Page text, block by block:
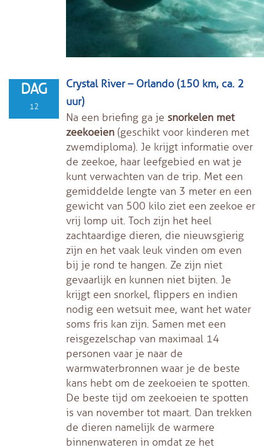
DAG
12
Crystal River – Orlando (150 km, ca. 2
uur)
Na een briefing ga je snorkelen met
zeekoeien (geschikt voor kinderen met
zwemdiploma). Je krijgt informatie over
de zeekoe, haar leefgebied en wat je
kunt verwachten van de trip. Met een
gemiddelde lengte van 3 meter en een
gewicht van 500 kilo ziet een zeekoe er
vrij lomp uit. Toch zijn het heel
zachtaardige dieren, die nieuwsgierig
zijn en het vaak leuk vinden om even
bij je rond te hangen. Ze zijn niet
gevaarlijk en kunnen niet bijten. Je
krijgt een snorkel, flippers en indien
nodig een wetsuit mee, want het water
soms fris kan zijn. Samen met een
reisgezelschap van maximaal 14
personen vaar je naar de
warmwaterbronnen waar je de beste
kans hebt om de zeekoeien te spotten.
De beste tijd om zeekoeien te spotten
is van november tot maart. Dan trekken
de dieren namelijk de warmere
binnenwateren in omdat ze het